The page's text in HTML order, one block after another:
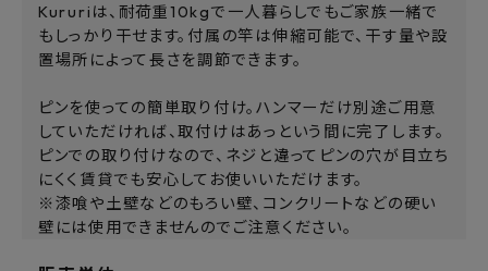
Kururiは、耐荷重10kgで一人暮らしでもご家族一緒で
もしっかり干せます。付属の竿は伸縮可能で、干す量や設
置場所によって長さを調節できます。
ピンを使っての簡単取り付け。ハンマーだけ別途ご用意
していただければ、取付けはあっという間に完了します。
ピンでの取り付けなので、ネジと違ってピンの穴が目立ち
にくく賃貸でも安心してお使いいただけます。
※漆喰や土壁などのもろい壁、コンクリートなどの硬い
壁には使用できませんのでご注意ください。